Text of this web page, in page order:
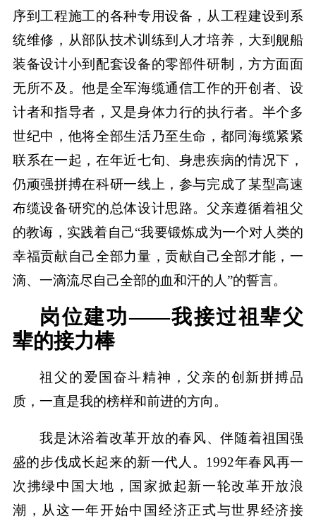
序到工程施工的各种专用设备，从工程建设到系
统维修，从部队技术训练到人才培养，大到舰船
装备设计小到配套设备的零部件研制，方方面面
无所不及。他是全军海缆通信工作的开创者、设
计者和指导者，又是身体力行的执行者。半个多
世纪中，他将全部生活乃至生命，都同海缆紧紧
联系在一起，在年近七旬、身患疾病的情况下，
仍顽强拼搏在科研一线上，参与完成了某型高速
布缆设备研究的总体设计思路。父亲遵循着祖父
的教诲，实践着自己“我要锻炼成为一个对人类的
幸福贡献自己全部力量，贡献自己全部才能，一
滴、一滴流尽自己全部的血和汗的人”的誓言。
岗位建功——我接过祖辈父
辈的接力棒
祖父的爱国奋斗精神，父亲的创新拼搏品
质，一直是我的榜样和前进的方向。
我是沐浴着改革开放的春风、伴随着祖国强
盛的步伐成长起来的新一代人。1992年春风再一
次拂绿中国大地，国家掀起新一轮改革开放浪
潮，从这一年开始中国经济正式与世界经济接